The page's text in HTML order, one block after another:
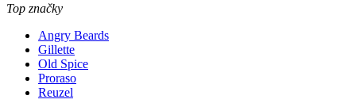
Top značky
Angry Beards
Gillette
Old Spice
Proraso
Reuzel